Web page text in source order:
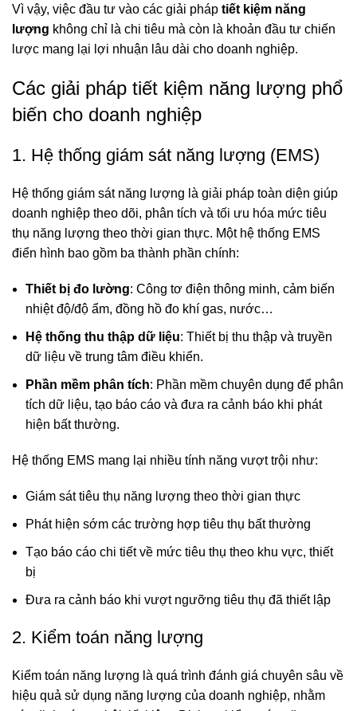
Vì vậy, việc đầu tư vào các giải pháp tiết kiệm năng
lượng không chỉ là chi tiêu mà còn là khoản đầu tư chiến
lược mang lại lợi nhuận lâu dài cho doanh nghiệp.
Các giải pháp tiết kiệm năng lượng phổ
biến cho doanh nghiệp
1. Hệ thống giám sát năng lượng (EMS)
Hệ thống giám sát năng lượng là giải pháp toàn diện giúp
doanh nghiệp theo dõi, phân tích và tối ưu hóa mức tiêu
thụ năng lượng theo thời gian thực. Một hệ thống EMS
điển hình bao gồm ba thành phần chính:
Thiết bị đo lường: Công tơ điện thông minh, cảm biến
nhiệt độ/độ ẩm, đồng hồ đo khí gas, nước…
Hệ thống thu thập dữ liệu: Thiết bị thu thập và truyền
dữ liệu về trung tâm điều khiển.
Phần mềm phân tích: Phần mềm chuyên dụng để phân
tích dữ liệu, tạo báo cáo và đưa ra cảnh báo khi phát
hiện bất thường.
Hệ thống EMS mang lại nhiều tính năng vượt trội như:
Giám sát tiêu thụ năng lượng theo thời gian thực
Phát hiện sớm các trường hợp tiêu thụ bất thường
Tạo báo cáo chi tiết về mức tiêu thụ theo khu vực, thiết
bị
Đưa ra cảnh báo khi vượt ngưỡng tiêu thụ đã thiết lập
2. Kiểm toán năng lượng
Kiểm toán năng lượng là quá trình đánh giá chuyên sâu về
hiệu quả sử dụng năng lượng của doanh nghiệp, nhằm